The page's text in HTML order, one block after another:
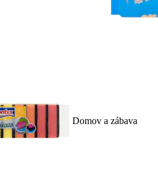
Domov a zábava